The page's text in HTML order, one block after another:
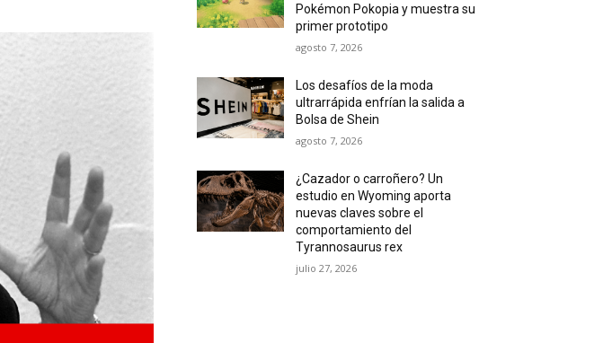
Pokémon Pokopia y muestra su
primer prototipo
agosto 7, 2026
Los desafíos de la moda
ultrarrápida enfrían la salida a
Bolsa de Shein
agosto 7, 2026
¿Cazador o carroñero? Un
estudio en Wyoming aporta
nuevas claves sobre el
comportamiento del
Tyrannosaurus rex
julio 27, 2026